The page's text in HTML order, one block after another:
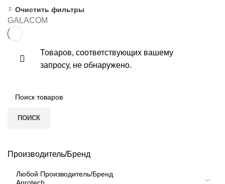
Производитель/Бренд
Очистить фильтры
GALACOM
Товаров, соответствующих вашему
запросу, не обнаружено.
ПОИСК